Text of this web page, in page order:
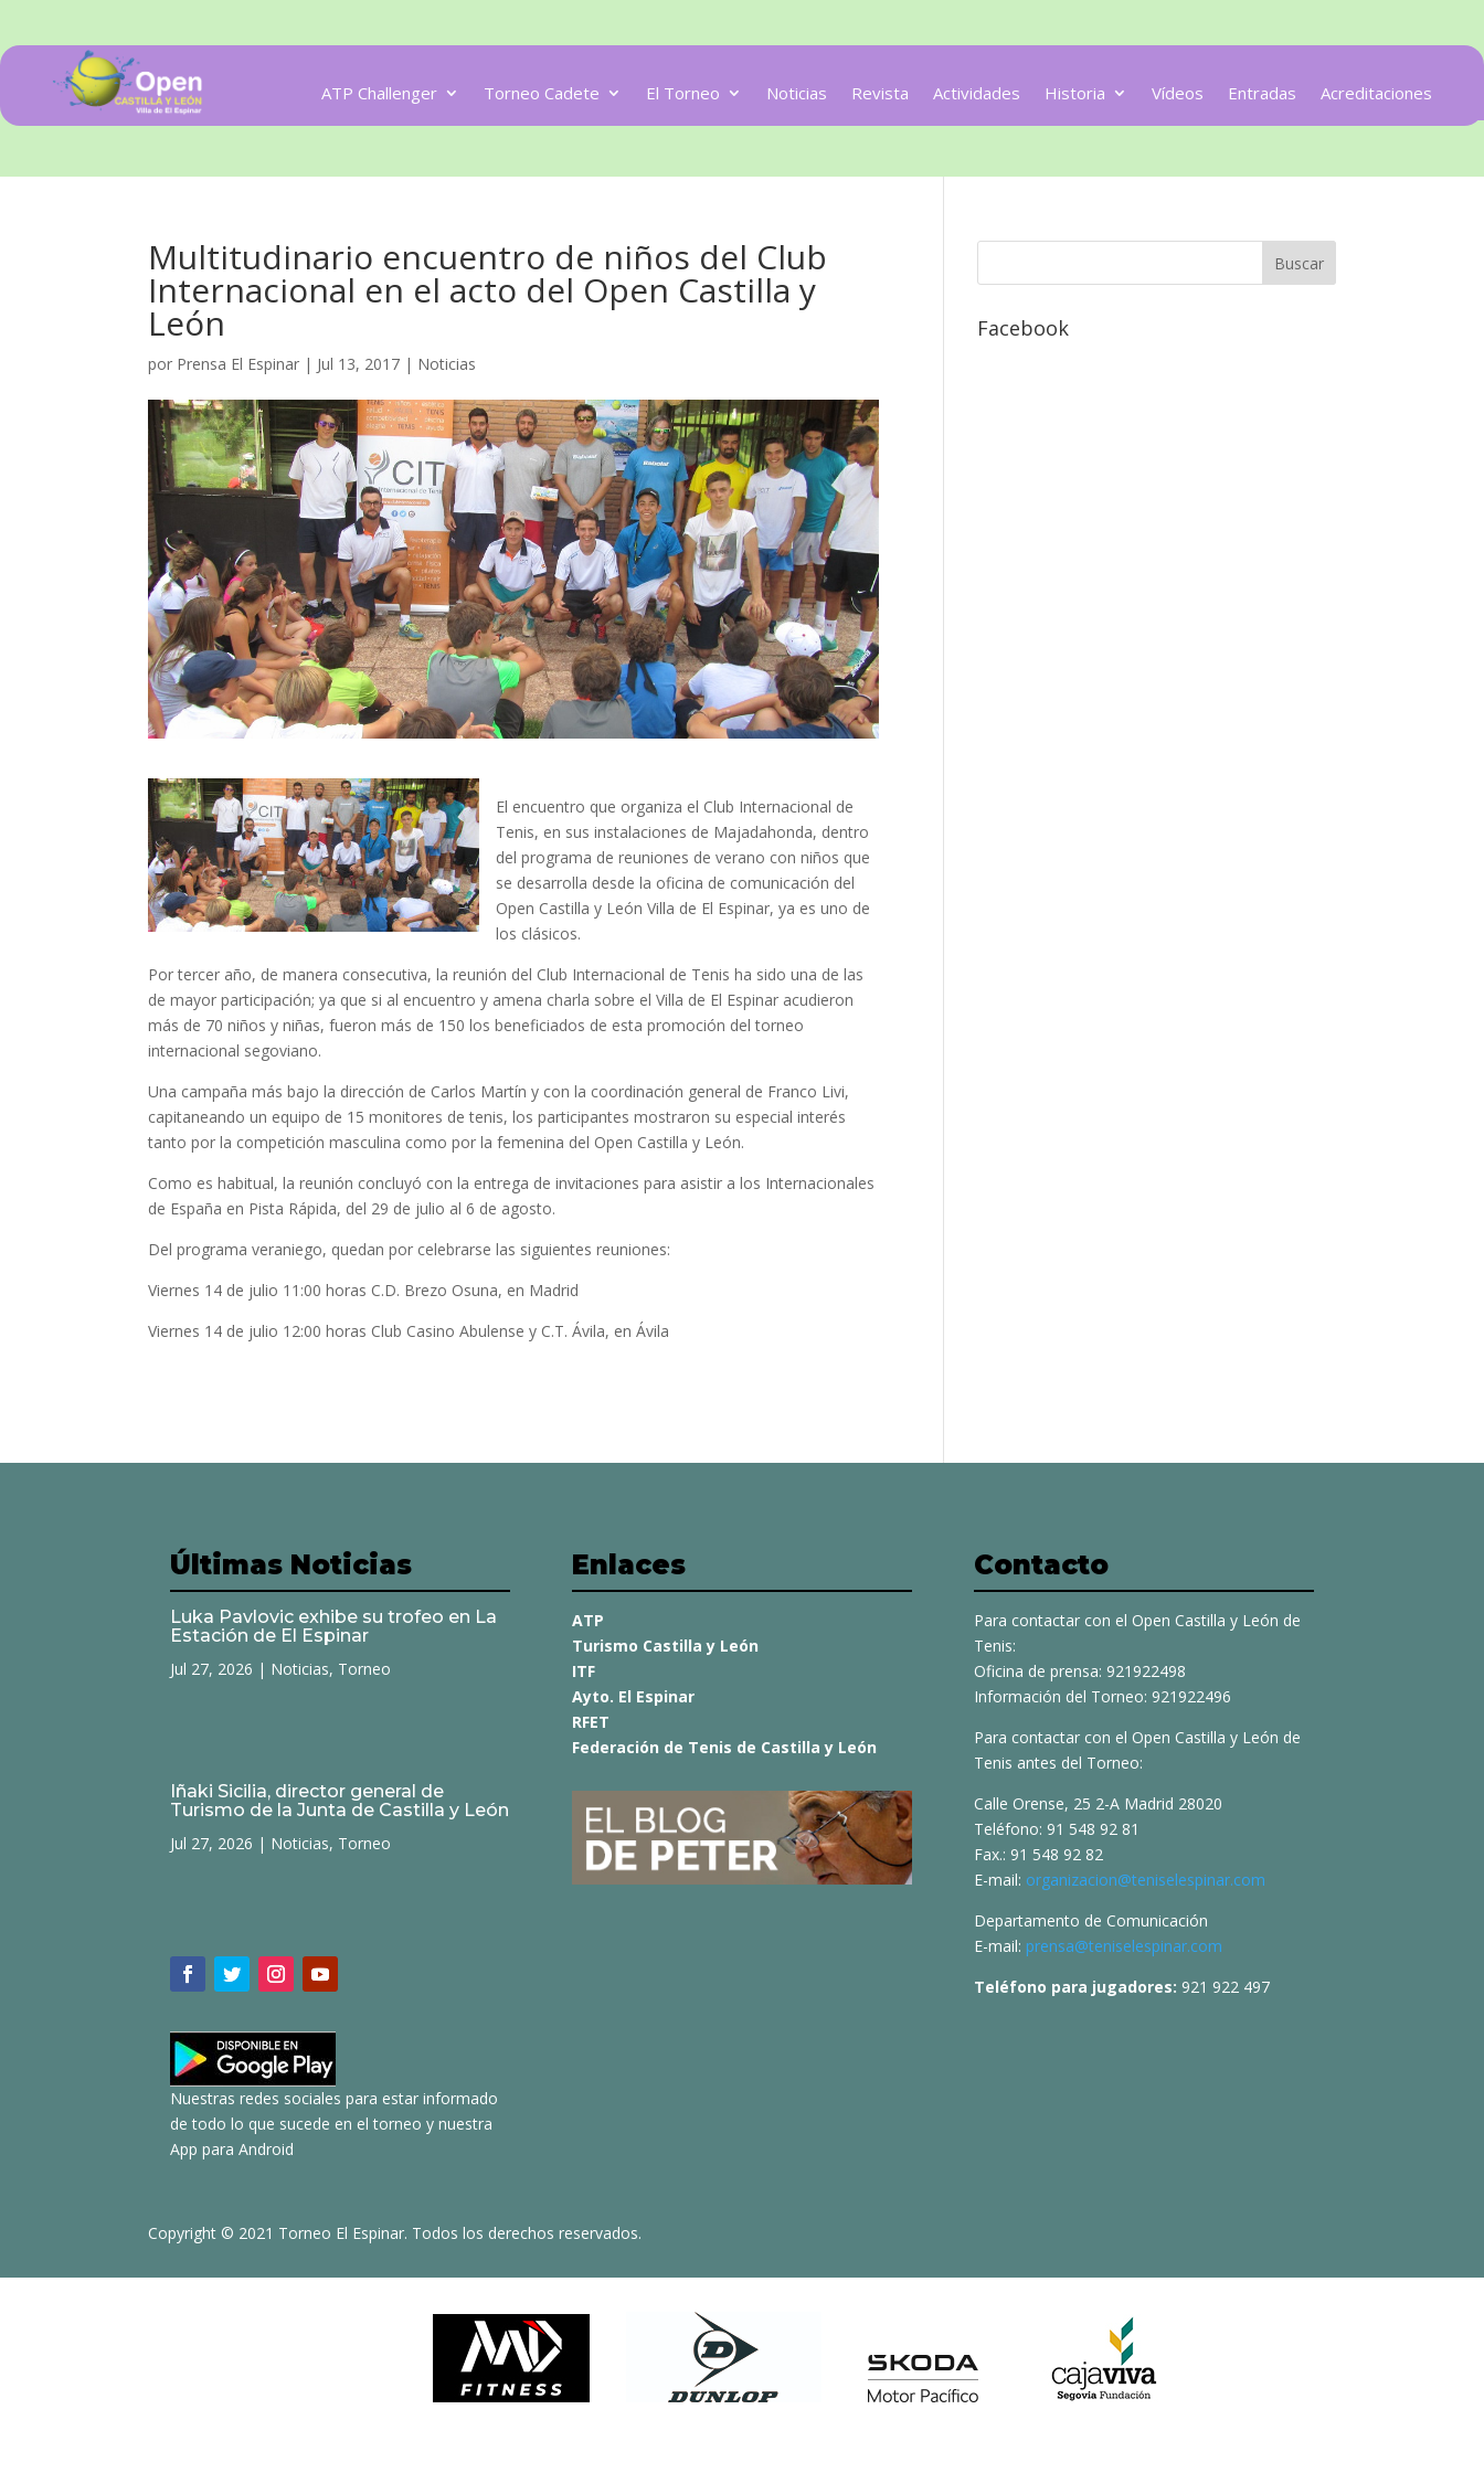
ATP Challenger Torneo Cadete El Torneo Noticias Revista Actividades Historia Vídeos Entradas Acreditaciones
Multitudinario encuentro de niños del Club
Internacional en el acto del Open Castilla y
León
por Prensa El Espinar | Jul 13, 2017 | Noticias
El encuentro que organiza el Club Internacional de
Tenis, en sus instalaciones de Majadahonda, dentro
del programa de reuniones de verano con niños que
se desarrolla desde la oficina de comunicación del
Open Castilla y León Villa de El Espinar, ya es uno de
los clásicos.
Por tercer año, de manera consecutiva, la reunión del Club Internacional de Tenis ha sido una de las
de mayor participación; ya que si al encuentro y amena charla sobre el Villa de El Espinar acudieron
más de 70 niños y niñas, fueron más de 150 los beneficiados de esta promoción del torneo
internacional segoviano.
Una campaña más bajo la dirección de Carlos Martín y con la coordinación general de Franco Livi,
capitaneando un equipo de 15 monitores de tenis, los participantes mostraron su especial interés
tanto por la competición masculina como por la femenina del Open Castilla y León.
Como es habitual, la reunión concluyó con la entrega de invitaciones para asistir a los Internacionales
de España en Pista Rápida, del 29 de julio al 6 de agosto.
Del programa veraniego, quedan por celebrarse las siguientes reuniones:
Viernes 14 de julio 11:00 horas C.D. Brezo Osuna, en Madrid
Viernes 14 de julio 12:00 horas Club Casino Abulense y C.T. Ávila, en Ávila
Facebook
Últimas Noticias
Luka Pavlovic exhibe su trofeo en La
Estación de El Espinar
Jul 27, 2026 | Noticias, Torneo
Iñaki Sicilia, director general de
Turismo de la Junta de Castilla y León
Jul 27, 2026 | Noticias, Torneo
Nuestras redes sociales para estar informado
de todo lo que sucede en el torneo y nuestra
App para Android
Enlaces
ATP
Turismo Castilla y León
ITF
Ayto. El Espinar
RFET
Federación de Tenis de Castilla y León
Contacto
Para contactar con el Open Castilla y León de
Tenis:
Oficina de prensa: 921922498
Información del Torneo: 921922496
Para contactar con el Open Castilla y León de
Tenis antes del Torneo:
Calle Orense, 25 2-A Madrid 28020
Teléfono: 91 548 92 81
Fax.: 91 548 92 82
E-mail: organizacion@teniselespinar.com
Departamento de Comunicación
E-mail: prensa@teniselespinar.com
Teléfono para jugadores: 921 922 497
Copyright © 2021 Torneo El Espinar. Todos los derechos reservados.